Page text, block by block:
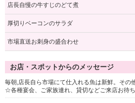
店長自慢の牛すじのどて煮
厚切りベーコンのサラダ
市場直送お刺身の盛合わせ
お店・スポットからのメッセージ
毎朝,店長自ら市場にて仕入れる魚は新鮮。そ
☆各種宴会、ご家族連れ、貸切などご来店お待ち